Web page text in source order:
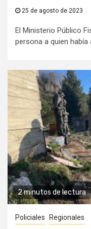
25 de agosto de 2023
El Ministerio Público
persona a quien había
2 minutos de lectura
Policiales Regionales